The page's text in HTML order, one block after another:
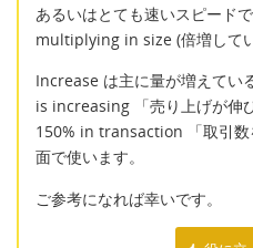
あるいはとても速いスピード
multiplying in size (倍増して
Increase は主に量が増えてい
is increasing 「売り上げが伸
150% in transaction 「取引
面で使います。
ご参考になれば幸いです。